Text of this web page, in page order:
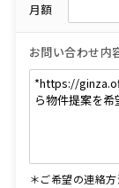
月額
お問い合わせ内
＊ご希望の連絡